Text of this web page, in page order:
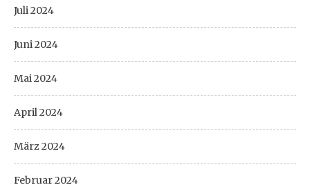
Juli 2024
Juni 2024
Mai 2024
April 2024
März 2024
Februar 2024